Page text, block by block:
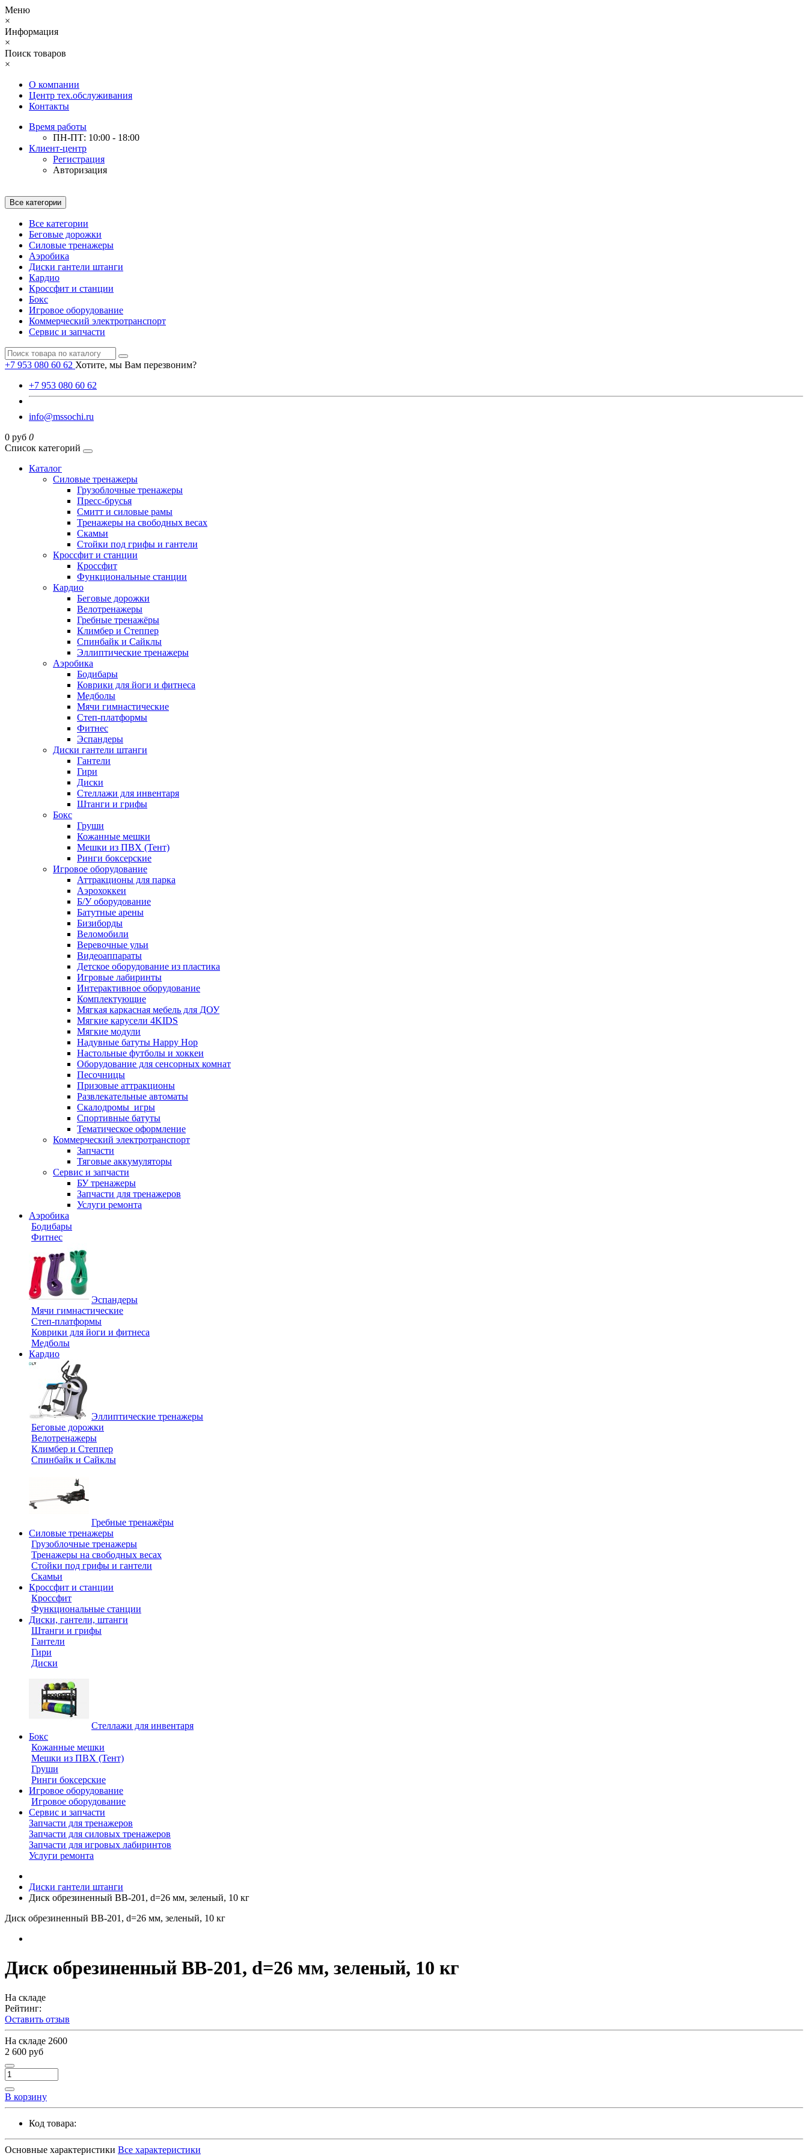
Меню
×
Информация
×
Поиск товаров
×
О компании
Центр тех.обслуживания
Контакты
Время работы
ПН-ПТ: 10:00 - 18:00
Клиент-центр
Регистрация
Авторизация
Все категории
Все категории
Беговые дорожки
Силовые тренажеры
Аэробика
Диски гантели штанги
Кардио
Кроссфит и станции
Бокс
Игровое оборудование
Коммерческий электротранспорт
Сервис и запчасти
+7 953 080 60 62 Хотите, мы Вам перезвоним?
+7 953 080 60 62
info@mssochi.ru
0 руб 0
Список категорий
Каталог
Силовые тренажеры
Грузоблочные тренажеры
Пресс-брусья
Смитт и силовые рамы
Тренажеры на свободных весах
Скамьи
Стойки под грифы и гантели
Кроссфит и станции
Кроссфит
Функциональные станции
Кардио
Беговые дорожки
Велотренажеры
Гребные тренажёры
Климбер и Степпер
Спинбайк и Сайклы
Эллиптические тренажеры
Аэробика
Бодибары
Коврики для йоги и фитнеса
Медболы
Мячи гимнастические
Степ-платформы
Фитнес
Эспандеры
Диски гантели штанги
Гантели
Гири
Диски
Стеллажи для инвентаря
Штанги и грифы
Бокс
Груши
Кожанные мешки
Мешки из ПВХ (Тент)
Ринги боксерские
Игровое оборудование
Аттракционы для парка
Аэрохоккеи
Б/У оборудование
Батутные арены
Бизиборды
Веломобили
Веревочные ульи
Видеоаппараты
Детское оборудование из пластика
Игровые лабиринты
Интерактивное оборудование
Комплектующие
Мягкая каркасная мебель для ДОУ
Мягкие карусели 4KIDS
Мягкие модули
Надувные батуты Happy Hop
Настольные футболы и хоккеи
Оборудование для сенсорных комнат
Песочницы
Призовые аттракционы
Развлекательные автоматы
Скалодромы_игры
Спортивные батуты
Тематическое оформление
Коммерческий электротранспорт
Запчасти
Тяговые аккумуляторы
Сервис и запчасти
БУ тренажеры
Запчасти для тренажеров
Услуги ремонта
Аэробика
Бодибары
Фитнес
Эспандеры
Мячи гимнастические
Степ-платформы
Коврики для йоги и фитнеса
Медболы
Кардио
Эллиптические тренажеры
Беговые дорожки
Велотренажеры
Климбер и Степпер
Спинбайк и Сайклы
Гребные тренажёры
Силовые тренажеры
Грузоблочные тренажеры
Тренажеры на свободных весах
Стойки под грифы и гантели
Скамьи
Кроссфит и станции
Кроссфит
Функциональные станции
Диски, гантели, штанги
Штанги и грифы
Гантели
Гири
Диски
Стеллажи для инвентаря
Бокс
Кожанные мешки
Мешки из ПВХ (Тент)
Груши
Ринги боксерские
Игровое оборудование
Игровое оборудование
Сервис и запчасти
Запчасти для тренажеров
Запчасти для силовых тренажеров
Запчасти для игровых лабиринтов
Услуги ремонта
Диски гантели штанги
Диск обрезиненный BB-201, d=26 мм, зеленый, 10 кг
Диск обрезиненный BB-201, d=26 мм, зеленый, 10 кг
Диск обрезиненный BB-201, d=26 мм, зеленый, 10 кг
На складе
Рейтинг:
Оставить отзыв
На складе 2600
2 600 руб
В корзину
Код товара:
Основные характеристики Все характеристики